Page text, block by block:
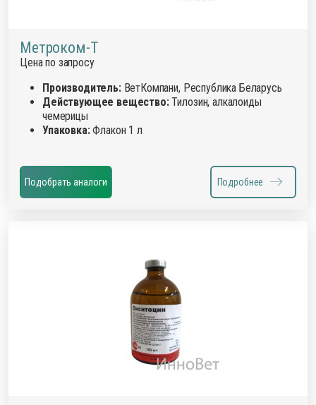
Метроком-Т
Цена по запросу
Производитель:ВетКомпани, Республика Беларусь
Действующее вещество:Тилозин, алкалоиды
чемерицы
Упаковка:Флакон 1 л
Подобрать аналоги Подробнее